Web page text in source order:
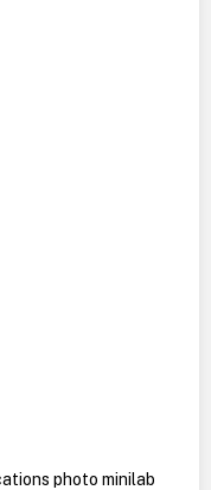
photo minilab